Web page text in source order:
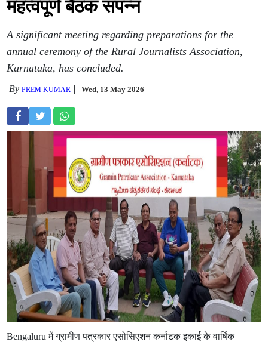
महत्वपूर्ण बैठक संपन्न
A significant meeting regarding preparations for the
annual ceremony of the Rural Journalists Association,
Karnataka, has concluded.
ByPREM KUMAR Wed, 13 May 2026
Bengaluru में ग्रामीण पत्रकार एसोसिएशन कर्नाटक इकाई के वार्षिक